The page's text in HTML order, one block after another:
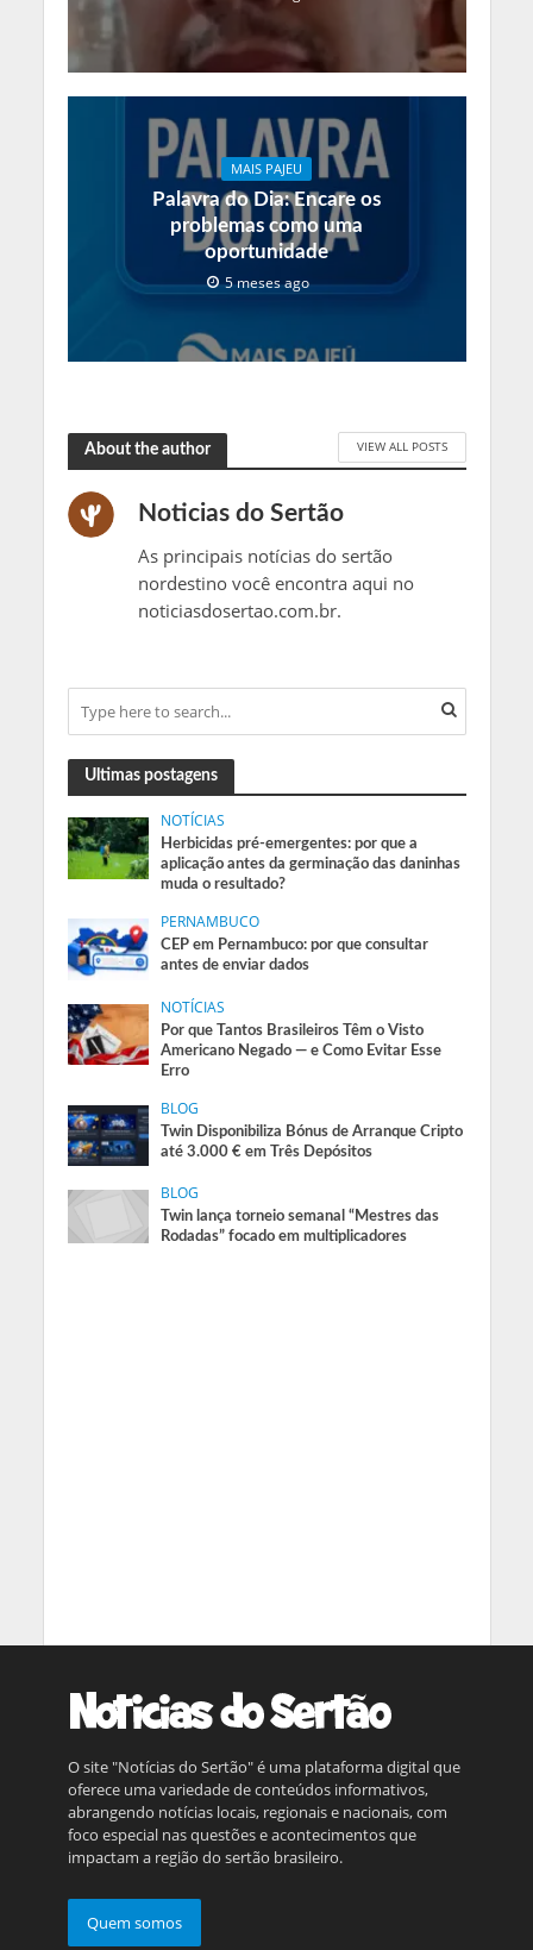
MAIS PAJEU
Palavra do Dia: Encare os
problemas como uma
oportunidade
5 meses ago
About the author VIEW ALL POSTS
Noticias do Sertão
As principais notícias do sertão
nordestino você encontra aqui no
noticiasdosertao.com.br.
Ultimas postagens
NOTÍCIAS
Herbicidas pré-emergentes: por que a
aplicação antes da germinação das daninhas
muda o resultado?
PERNAMBUCO
CEP em Pernambuco: por que consultar
antes de enviar dados
NOTÍCIAS
Por que Tantos Brasileiros Têm o Visto
Americano Negado — e Como Evitar Esse
Erro
BLOG
Twin Disponibiliza Bónus de Arranque Cripto
até 3.000 € em Três Depósitos
BLOG
Twin lança torneio semanal “Mestres das
Rodadas” focado em multiplicadores
O site "Notícias do Sertão" é uma plataforma digital que
oferece uma variedade de conteúdos informativos,
abrangendo notícias locais, regionais e nacionais, com
foco especial nas questões e acontecimentos que
impactam a região do sertão brasileiro.
Quem somos